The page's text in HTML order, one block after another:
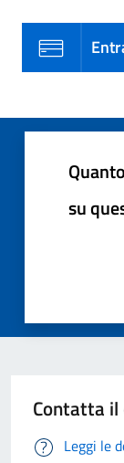
su
Contatta il
Leggi le